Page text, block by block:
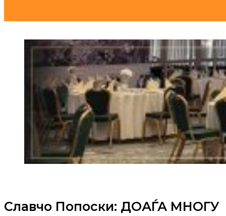
Славчо Попоски: ДОАЃА МНОГУ